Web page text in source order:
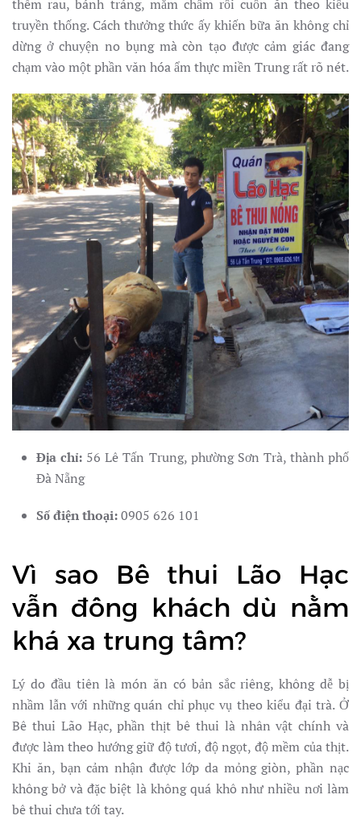
thêm rau, bánh tráng, mắm chấm rồi cuốn ăn theo kiểu
truyền thống. Cách thưởng thức ấy khiến bữa ăn không chỉ
dừng ở chuyện no bụng mà còn tạo được cảm giác đang
chạm vào một phần văn hóa ẩm thực miền Trung rất rõ nét.
Địa chỉ: 56 Lê Tấn Trung, phường Sơn Trà, thành phố
Đà Nẵng
Số điện thoại:0905 626 101
Vì sao Bê thui Lão Hạc
vẫn đông khách dù nằm
khá xa trung tâm?
Lý do đầu tiên là món ăn có bản sắc riêng, không dễ bị
nhầm lẫn với những quán chỉ phục vụ theo kiểu đại trà. Ở
Bê thui Lão Hạc, phần thịt bê thui là nhân vật chính và
được làm theo hướng giữ độ tươi, độ ngọt, độ mềm của thịt.
Khi ăn, bạn cảm nhận được lớp da mỏng giòn, phần nạc
không bở và đặc biệt là không quá khô như nhiều nơi làm
bê thui chưa tới tay.